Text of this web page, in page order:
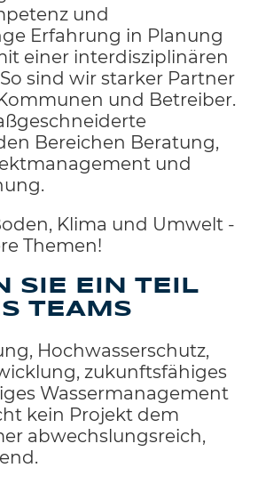
und
Erfahrung in Planung
einer interdisziplinären
sind wir starker Partner
und Betreiber.
Bereichen Beratung,
und
Klima und Umwelt -
Themen!
SIE EIN TEIL
TEAMS
Hochwasserschutz,
zukunftsfähiges
Wassermanagement
kein Projekt dem
abwechslungsreich,